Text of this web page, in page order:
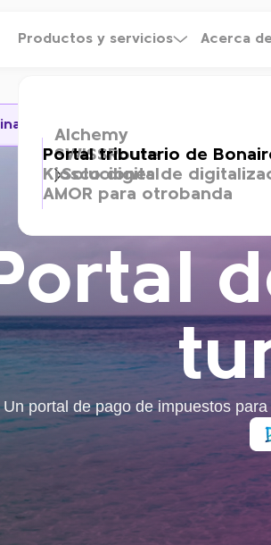
Productos y servicios
Alchemy
SWISSRoute
Soluciones de
Portal tributario de
Kiosco digital
AMOR para otrobanda
Acerca
principal
Un portal de pago de impuestos